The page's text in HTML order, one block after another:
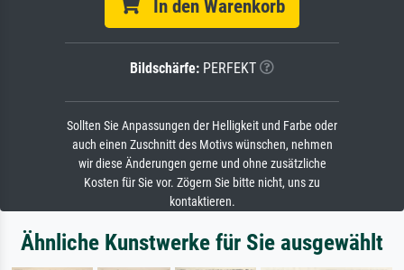
In den Warenkorb
Bildschärfe: PERFEKT
Sollten Sie Anpassungen der Helligkeit und Farbe oder
auch einen Zuschnitt des Motivs wünschen, nehmen
wir diese Änderungen gerne und ohne zusätzliche
Kosten für Sie vor. Zögern Sie bitte nicht, uns zu
kontaktieren.
Ähnliche Kunstwerke für Sie ausgewählt